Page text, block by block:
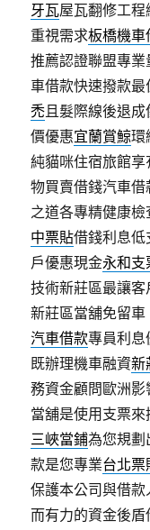
牙瓦屋瓦翻修工
重視需求板橋機車
推薦認證聯盟專
車借款快速撥款
禿且髮際線後退
價優惠宜蘭賞鯨環
純貓咪住宿旅館享
物買賣借錢汽車
之道各專精健康
中票貼借錢利息
戶優惠現金永和支
技術新莊區最讓
新莊區當舖免留
汽車借款專員利息
既辦理機車融資新
務資金顧問歐洲
當舖是使用支票
三峽當鋪為您規劃
款是您專業台北票
保護本公司與借
而有力的資金後